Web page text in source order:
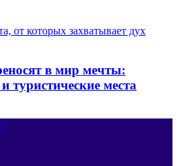
в мир мечты:
места